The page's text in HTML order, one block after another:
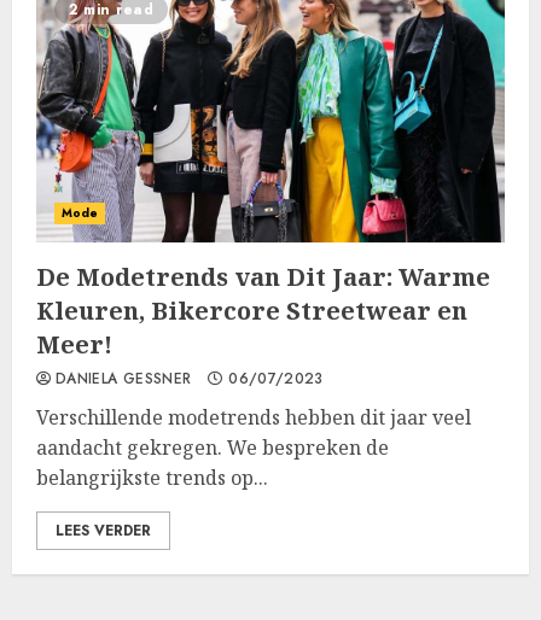
2 min read
Mode
De Modetrends van Dit Jaar: Warme
Kleuren, Bikercore Streetwear en
Meer!
DANIELA GESSNER 06/07/2023
Verschillende modetrends hebben dit jaar veel
aandacht gekregen. We bespreken de
belangrijkste trends op...
LEES VERDER